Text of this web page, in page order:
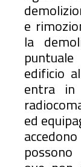
e
la
edificio
entra
ed